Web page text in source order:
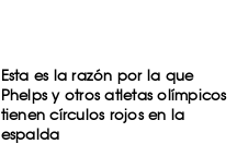
Esta es la razón por la que
Phelps y otros atletas olímpicos
tienen círculos rojos en la
espalda